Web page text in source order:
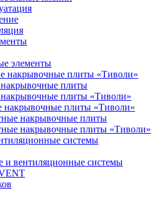
элементы
накрывочные плиты «Тиволи»
плиты
плиты «Тиволи»
накрывочные плиты «Тиволи»
накрывочные плиты
накрывочные плиты «Тиволи»
системы
и вентиляционные системы